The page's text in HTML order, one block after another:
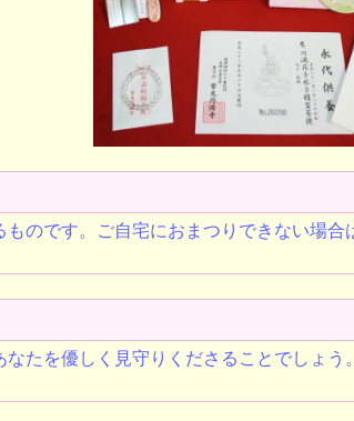
のです。ご自宅におまつりできない場
たを優しく見守りくださることでしょ